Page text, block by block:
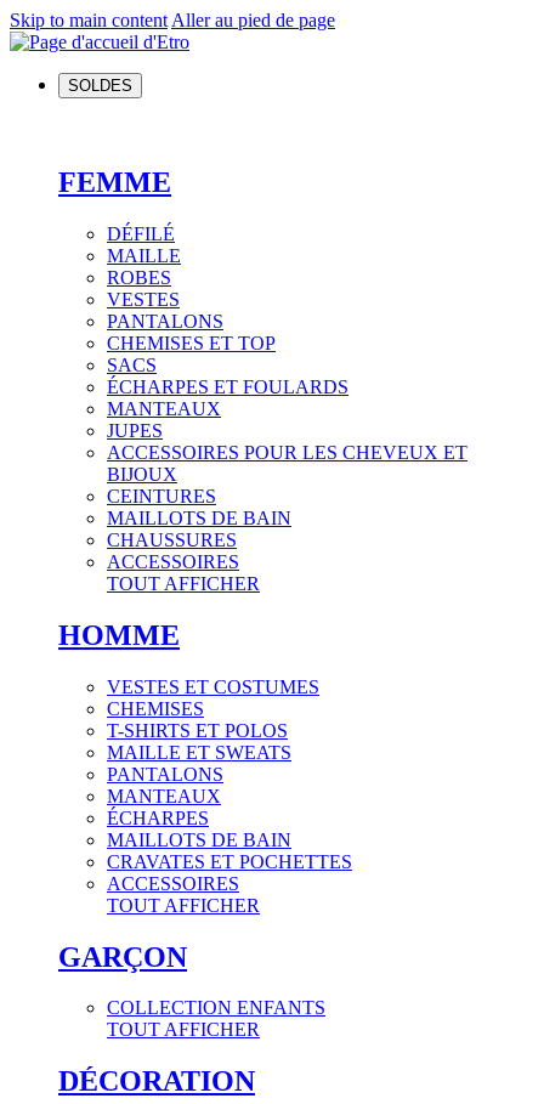
Skip to main content Aller au pied de page
SOLDES
FEMME
DÉFILÉ
MAILLE
ROBES
VESTES
PANTALONS
CHEMISES ET TOP
SACS
ÉCHARPES ET FOULARDS
MANTEAUX
JUPES
ACCESSOIRES POUR LES CHEVEUX ET
BIJOUX
CEINTURES
MAILLOTS DE BAIN
CHAUSSURES
ACCESSOIRES
TOUT AFFICHER
HOMME
VESTES ET COSTUMES
CHEMISES
T-SHIRTS ET POLOS
MAILLE ET SWEATS
PANTALONS
MANTEAUX
ÉCHARPES
MAILLOTS DE BAIN
CRAVATES ET POCHETTES
ACCESSOIRES
TOUT AFFICHER
GARÇON
COLLECTION ENFANTS
TOUT AFFICHER
DÉCORATION